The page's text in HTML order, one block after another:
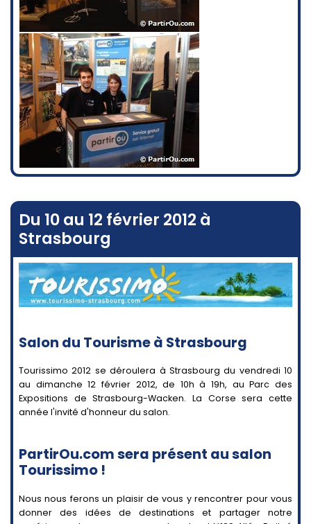
Du 10 au 12 février 2012 à
Strasbourg
Salon du Tourisme à Strasbourg
Tourissimo 2012 se déroulera à Strasbourg du vendredi 10
au dimanche 12 février 2012, de 10h à 19h, au Parc des
Expositions de Strasbourg-Wacken. La Corse sera cette
année l'invité d'honneur du salon.
PartirOu.com sera présent au salon
Tourissimo !
Nous nous ferons un plaisir de vous y rencontrer pour vous
donner des idées de destinations et partager notre